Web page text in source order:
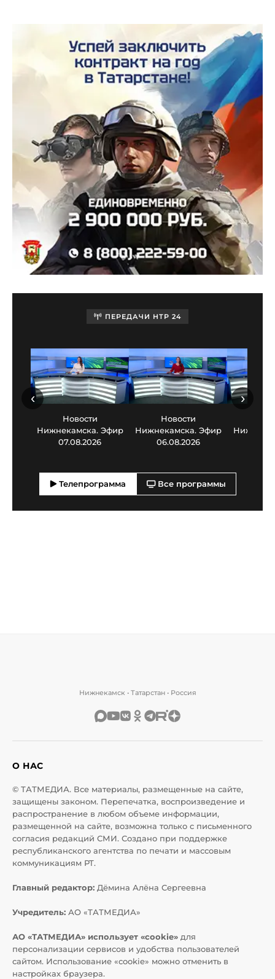
ПЕРЕДАЧИ НТР 24
Новости
Нижнекамска. Эфир
07.08.2026
Новости
Нижнекамска. Эфир
06.08.2026
‹ ›
Телепрограмма Все программы
Нижнекамск • Татарстан • Россия
О НАС
© ТАТМЕДИА. Все материалы, размещенные на сайте,
защищены законом. Перепечатка, воспроизведение и
распространение в любом объеме информации,
размещенной на сайте, возможна только с письменного
согласия редакций СМИ. Создано при поддержке
республиканского агентства по печати и массовым
коммуникациям РТ.
Главный редактор: Дёмина Алёна Сергеевна
Учредитель: АО «ТАТМЕДИА»
АО «ТАТМЕДИА» использует «cookie» для
персонализации сервисов и удобства пользователей
сайтом. Использование «cookie» можно отменить в
настройках браузера.